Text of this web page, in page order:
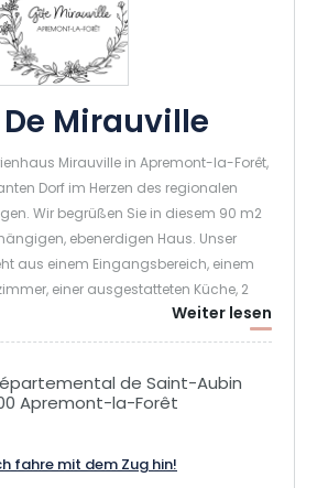
Mirauville
Mirauville in Apremont-la-Forêt,
Dorf im Herzen des regionalen
Wir begrüßen Sie in diesem 90 m2
ebenerdigen Haus. Unser
aus einem Eingangsbereich, einem
einer ausgestatteten Küche, 2
einem Badezimmer. Babyausstattung
gestellt (Babybett, Hochstuhl, Spiele,
Grill vervollständigen das Angebot.
Weiter lesen
de Saint-Aubin
Apremont-la-Forêt
fahre mit dem Zug hin!